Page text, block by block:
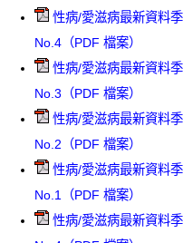
性病/愛滋病最新資料
No.4（PDF 檔案）
性病/愛滋病最新資料
No.3（PDF 檔案）
性病/愛滋病最新資料
No.2（PDF 檔案）
性病/愛滋病最新資料
No.1（PDF 檔案）
性病/愛滋病最新資料